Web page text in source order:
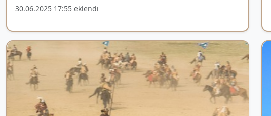
30.06.2025 17:55 eklendi